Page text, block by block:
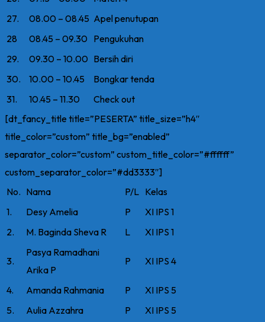
27.
08.00 – 08.45 Apel penutupan
28
08.45 – 09.30 Pengukuhan
29.
09.30 – 10.00 Bersih diri
30.
10.00 – 10.45
Bongkar tenda
31.
10.45 – 11.30
Check out
[dt_fancy_title title=”PESERTA” title_size=”h4″
title_color=”custom” title_bg=”enabled”
separator_color=”custom” custom_title_color=”#ffffff”
custom_separator_color=”#dd3333″]
No. Nama P/L Kelas
1.
Desy Amelia P
XI IPS 1
2.
M. Baginda Sheva R L XI IPS 1
3.
Pasya Ramadhani
Arika P
P XI IPS 4
4. Amanda Rahmania P
XI IPS 5
5.
Aulia Azzahra P
XI IPS 5